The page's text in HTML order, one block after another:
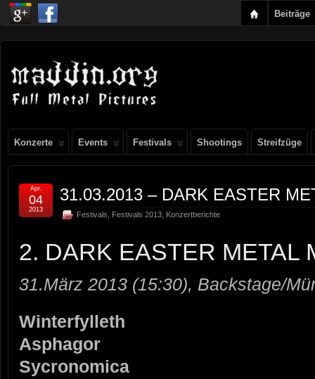
Beiträge
Konzerte Events Festivals Shootings Streifzüge
31.03.2013 – DARK EASTER
Festivals Festivals 2013 Konzertberichte
Apr.
04
2013
2. DARK EASTER METAL
31.März 2013 (15:30), Backstage/
Winterfylleth
Asphagor
Sycronomica